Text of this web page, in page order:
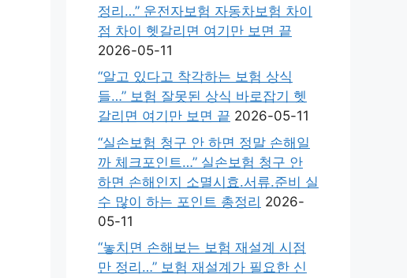
정리…” 운전자보험 자동차보험 차이
점 차이 헷갈리면 여기만 보면 끝
2026-05-11
“알고 있다고 착각하는 보험 상식
들…” 보험 잘못된 상식 바로잡기 헷
갈리면 여기만 보면 끝 2026-05-11
“실손보험 청구 안 하면 정말 손해일
까 체크포인트…” 실손보험 청구 안
하면 손해인지 소멸시효.서류.준비 실
수 많이 하는 포인트 총정리 2026-
05-11
“놓치면 손해보는 보험 재설계 시점
만 정리…” 보험 재설계가 필요한 신